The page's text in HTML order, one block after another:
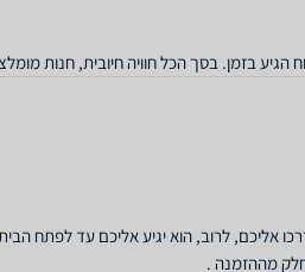
בזמן. בסך הכל חוויה חיובית, חנות